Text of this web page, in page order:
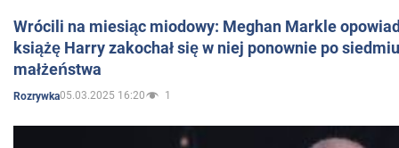
Wrócili na miesiąc miodowy: Meghan Markle
książę Harry zakochał się w niej ponownie po
małżeństwa
Rozrywka05.03.2025 16:20 1